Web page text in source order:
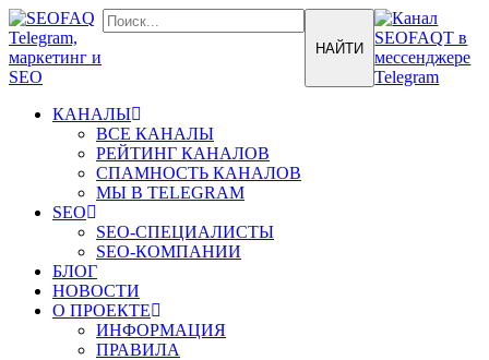
КАНАЛЫ
ВСЕ КАНАЛЫ
РЕЙТИНГ КАНАЛОВ
СПАМНОСТЬ КАНАЛОВ
МЫ В TELEGRAM
SEO
SEO-СПЕЦИАЛИСТЫ
SEO-КОМПАНИИ
БЛОГ
НОВОСТИ
О ПРОЕКТЕ
ИНФОРМАЦИЯ
ПРАВИЛА